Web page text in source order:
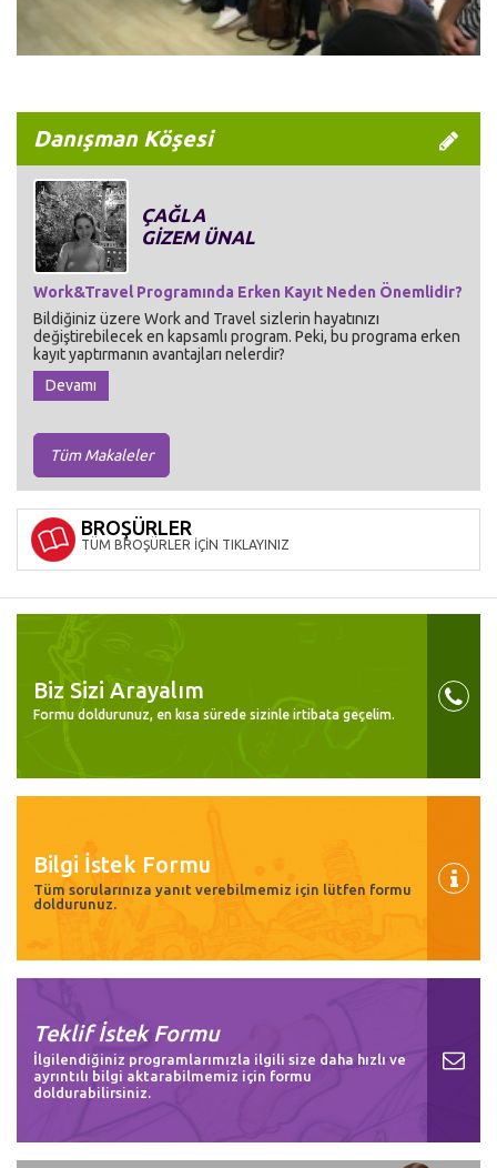
Danışman Köşesi
ÇAĞLA
GİZEM ÜNAL
Work&Travel Programında Erken Kayıt Neden Önemlidir?
Bildiğiniz üzere Work and Travel sizlerin hayatınızı
değiştirebilecek en kapsamlı program. Peki, bu programa erken
kayıt yaptırmanın avantajları nelerdir?
Devamı
Tüm Makaleler
BROŞÜRLER
TÜM BROŞÜRLER İÇİN TIKLAYINIZ
Biz Sizi Arayalım
Formu doldurunuz, en kısa sürede sizinle irtibata geçelim.
Bilgi İstek Formu
Tüm sorularınıza yanıt verebilmemiz için lütfen formu
doldurunuz.
Teklif İstek Formu
İlgilendiğiniz programlarımızla ilgili size daha hızlı ve
ayrıntılı bilgi aktarabilmemiz için formu
doldurabilirsiniz.